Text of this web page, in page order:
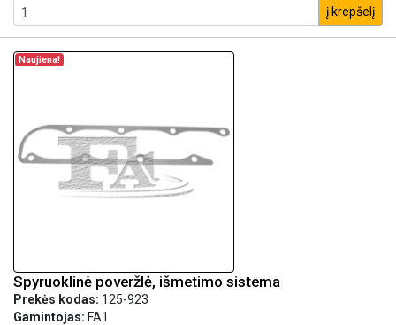
į krepšelį
Naujiena!
Spyruoklinė poveržlė, išmetimo sistema
Prekės kodas: 125-923
Gamintojas: FA1